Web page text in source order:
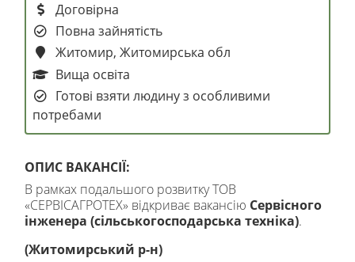
Договірна
Повна зайнятість
Житомир, Житомирська обл
Вища освіта
Готові взяти людину з особливими
потребами
ОПИС ВАКАНСІЇ:
В рамках подальшого розвитку ТОВ
«СЕРВІСАГРОТЕХ» відкриває вакансію Сервісного
інженера (сільськогосподарська техніка).
(Житомирський р-н)